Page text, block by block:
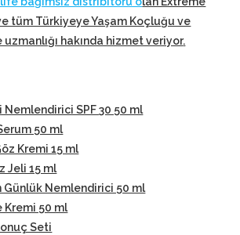
tüm Türkiyeye Yaşam Koçluğu ve
uzmanlığı hakında hizmet veriyor.
Nemlendirici SPF 30 50 ml
50 ml
Kremi 15 ml
Jeli 15 ml
Günlük Nemlendirici 50 ml
Kremi 50 ml
Seti